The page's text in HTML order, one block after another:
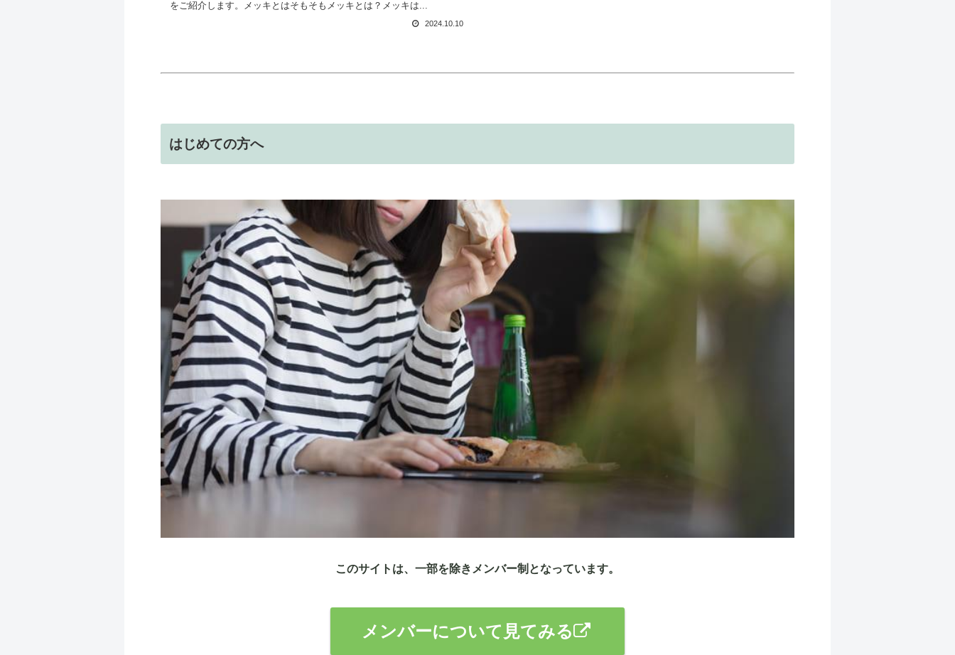
をご紹介します。メッキとはそもそもメッキとは？メッキは...
2024.10.10
はじめての方へ
このサイトは、一部を除きメンバー制となっています。
メンバーについて見てみる